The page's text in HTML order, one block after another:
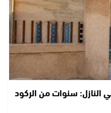
النازل: سنوات من الركود